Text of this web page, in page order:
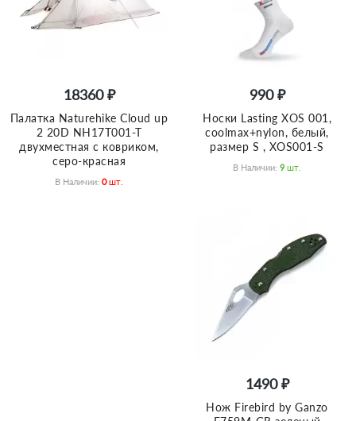
18360 ₽
Палатка Naturehike Сloud up
2 20D NH17T001-T
двухместная с ковриком,
серо-красная
В Наличии: 0 Шт.
990 ₽
Носки Lasting XOS 001,
coolmax+nylon, белый,
размер S , XOS001-S
В Наличии: 9 Шт.
1490 ₽
Нож Firebird by Ganzo